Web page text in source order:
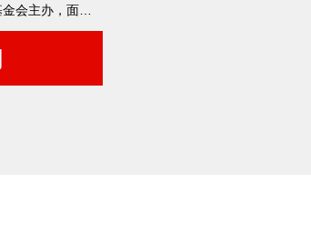
会主办，面向
开放征集。